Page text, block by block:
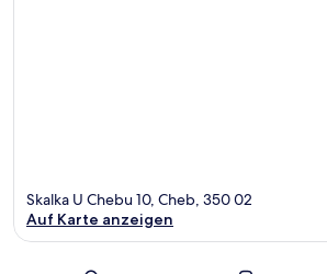
Skalka U Chebu 10, Cheb, 350 02
Auf Karte anzeigen